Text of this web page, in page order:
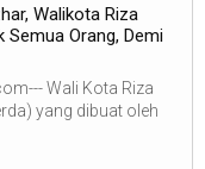
Walikota Riza
Semua Orang, Demi
Wali Kota Riza
yang dibuat oleh